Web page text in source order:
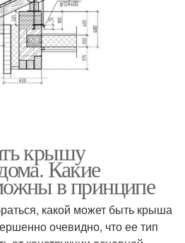
крышу
Какие
в принципе
какой может быть крыша
очевидно, что ее тип